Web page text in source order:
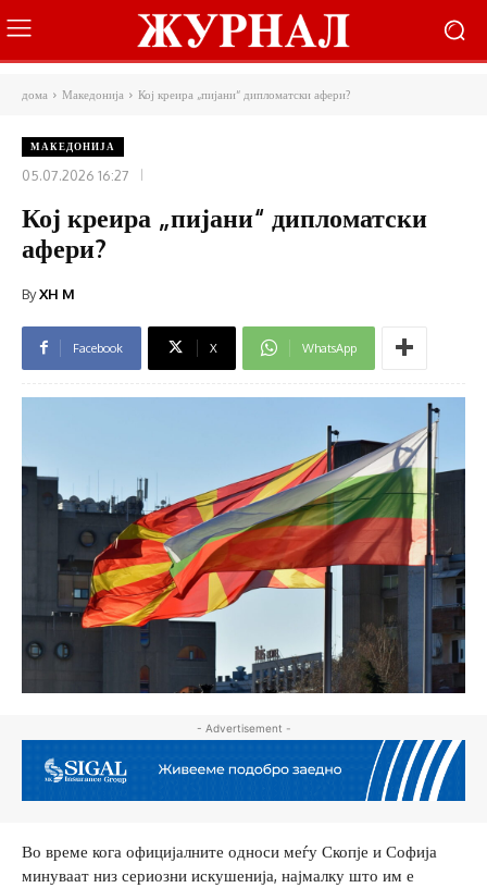
дома Македонија Кој креира „пијани“ дипломатски афери?
МАКЕДОНИЈА
05.07.2026 16:27
Кој креира „пијани“ дипломатски
афери?
ByXH M
Facebook X WhatsApp
- Advertisement -
Во време кога официјалните односи меѓу Скопје и Софија
минуваат низ сериозни искушенија, најмалку што им е